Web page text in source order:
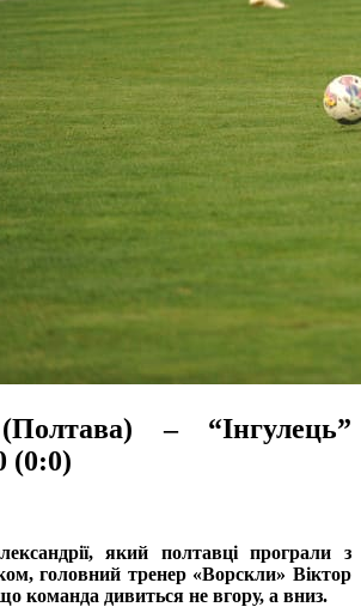
– “Інгулець”
(0:0)
який полтавці програли з
головний тренер «Ворскли» Віктор
команда дивиться не вгору, а вниз.